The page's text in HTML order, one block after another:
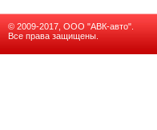
© 2009-2017, ООО "АВК-авто".
Все права защищены.